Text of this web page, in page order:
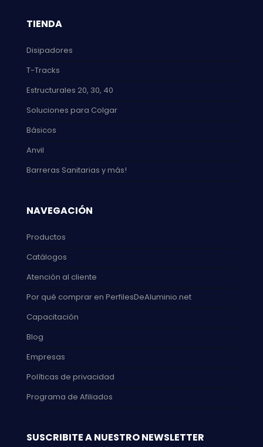
TIENDA
Disipadores
T-Tracks
Estructurales 20, 30, 40
Soluciones para Colgar
Básicos
Anvil
Barreras Sanitarias y más!
NAVEGACIÓN
Productos
Catálogos
Atención al cliente
Por qué comprar en PerfilesDeAluminio.net
Capacitación
Blog
Empresas
Políticas de privacidad
Programa de Afiliados
SUSCRIBITE A NUESTRO NEWSLETTER